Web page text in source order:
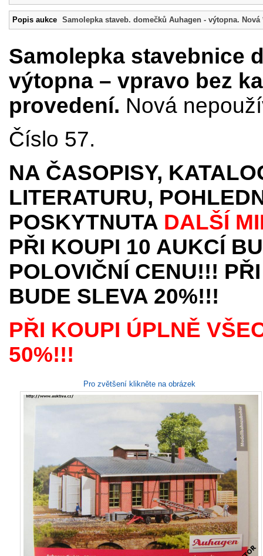
Popis aukce Samolepka staveb. domečků Auhagen - výtopna. Nová
Samolepka stavebnice
výtopna – vpravo bez
provedení. Nová
Číslo 57.
NA ČASOPISY,
LITERATURU,
POSKYTNUTA DALŠÍ
PŘI KOUPI 10 AUKCÍ
POLOVIČNÍ CENU!!!
BUDE SLEVA 20%!!!
PŘI KOUPI ÚPLNĚ
50%!!!
Pro zvětšení klikněte na obrázek